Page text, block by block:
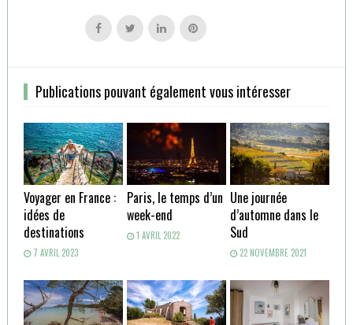
Follow
us
Follow
us
Follow
us
Follow
us
Publications pouvant également vous intéresser
Voyager en France :
idées de
destinations
7 AVRIL 2023
Paris, le temps d’un
week-end
1 AVRIL 2022
Une journée
d’automne dans le
Sud
22 NOVEMBRE 2021